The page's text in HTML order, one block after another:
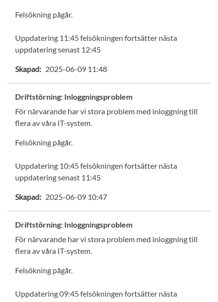
Felsökning pågår.
Uppdatering 11:45 felsökningen fortsätter nästa
uppdatering senast 12:45
Skapad: 2025-06-09 11:48
Driftstörning: Inloggningsproblem
För närvarande har vi stora problem med inloggning till
flera av våra IT-system.
Felsökning pågår.
Uppdatering 10:45 felsökningen fortsätter nästa
uppdatering senast 11:45
Skapad: 2025-06-09 10:47
Driftstörning: Inloggningsproblem
För närvarande har vi stora problem med inloggning till
flera av våra IT-system.
Felsökning pågår.
Uppdatering 09:45 felsökningen fortsätter nästa